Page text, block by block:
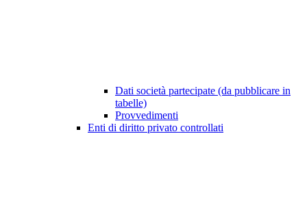
Dati società partecipate (da pubblicare in
tabelle)
Provvedimenti
Enti di diritto privato controllati